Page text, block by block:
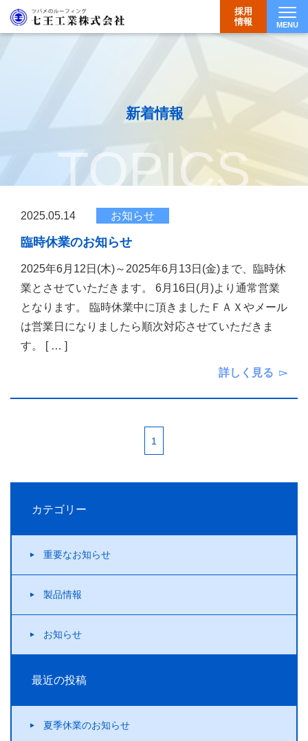
MENU
採用
情報
新着情報
TOPICS
2025.05.14 お知らせ
臨時休業のお知らせ
2025年6月12日(木)～2025年6月13日(金)まで、臨時休
業とさせていただきます。 6月16日(月)より通常営業
となります。 臨時休業中に頂きましたＦＡＸやメール
は営業日になりましたら順次対応させていただきま
す。
[ … ]
詳しく見る
1
カテゴリー
重要なお知らせ
製品情報
お知らせ
最近の投稿
夏季休業のお知らせ